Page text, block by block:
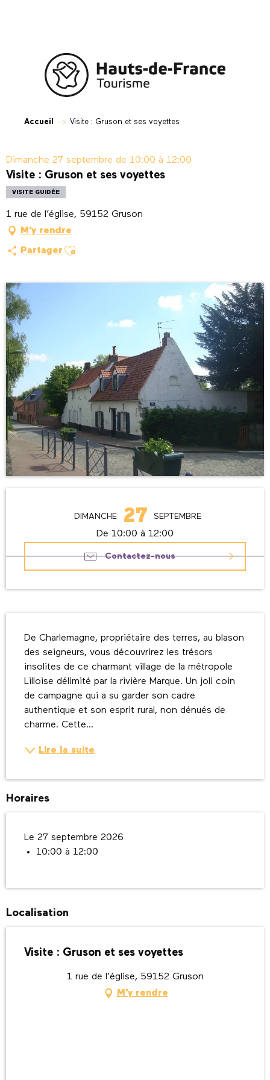
Accueil Visite : Gruson et ses voyettes
Dimanche 27 septembre de 10:00 à 12:00
Visite : Gruson et ses voyettes
VISITE GUIDÉE
1 rue de l’église, 59152 Gruson
M'y rendre
Partager Ajouter aux favoris
DIMANCHE 27 SEPTEMBRE
De 10:00 à 12:00
Contactez-nous
De Charlemagne, propriétaire des terres, au blason
des seigneurs, vous découvrirez les trésors
insolites de ce charmant village de la métropole
Lilloise délimité par la rivière Marque. Un joli coin
de campagne qui a su garder son cadre
authentique et son esprit rural, non dénués de
charme. Cette...
Lire la suite
Horaires
Le 27 septembre 2026
10:00 à 12:00
Localisation
Visite : Gruson et ses voyettes
1 rue de l’église, 59152 Gruson
M'y rendre